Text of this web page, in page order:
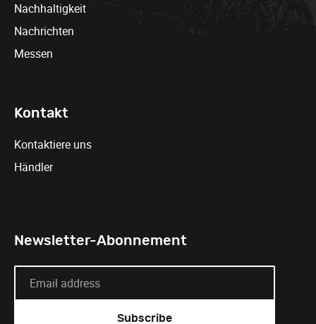
Nachhaltigkeit
Nachrichten
Messen
Kontakt
Kontaktiere uns
Händler
Newsletter-Abonnement